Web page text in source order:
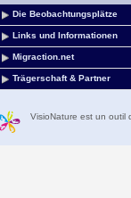
Die Beobachtungsplätze
Links und Informationen
Migraction.net
Trägerschaft & Partner
VisioNature est un outil